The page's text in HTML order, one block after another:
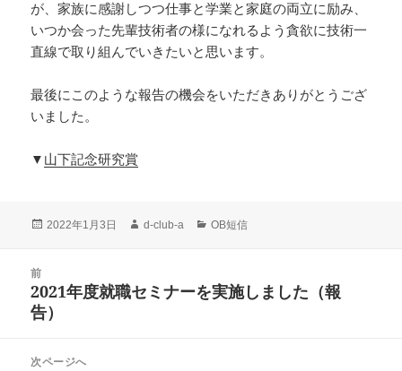
が、家族に感謝しつつ仕事と学業と家庭の両立に励み、
いつか会った先輩技術者の様になれるよう貪欲に技術一
直線で取り組んでいきたいと思います。
最後にこのような報告の機会をいただきありがとうござ
いました。
▼ 山下記念研究賞
投
2022年1月3日
作
d-club-a
カ
ー
OB短信
前
前
の
稿:
2021年度就職セミナーを実施しました（報
告）
次ページへ